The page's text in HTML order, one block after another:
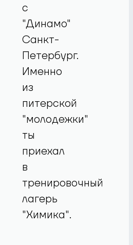
с
"Динамо"
Санкт-
Петербург.
Именно
из
питерской
"молодежки"
ты
приехал
в
тренировочный
лагерь
"Химика".